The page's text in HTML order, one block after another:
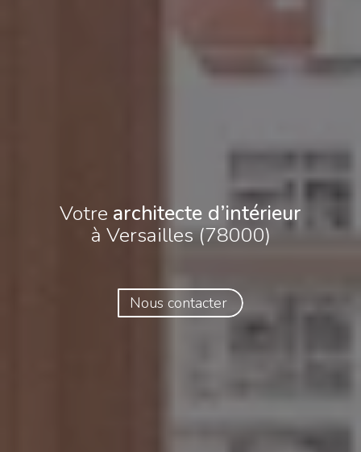
Votre architecte d’intérieur
à Versailles (78000)
Nous contacter